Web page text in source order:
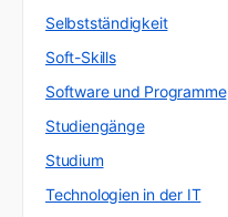
Selbstständigkeit
Soft-Skills
Software und Programme
Studiengänge
Studium
Technologien in der IT